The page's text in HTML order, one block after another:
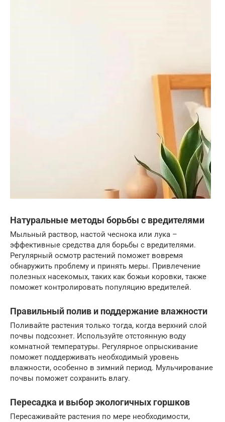
Натуральные методы борьбы с вредителями
Мыльный раствор, настой чеснока или лука –
эффективные средства для борьбы с вредителями.
Регулярный осмотр растений поможет вовремя
обнаружить проблему и принять меры. Привлечение
полезных насекомых, таких как божьи коровки, также
поможет контролировать популяцию вредителей.
Правильный полив и поддержание влажности
Поливайте растения только тогда, когда верхний слой
почвы подсохнет. Используйте отстоянную воду
комнатной температуры. Регулярное опрыскивание
поможет поддерживать необходимый уровень
влажности, особенно в зимний период. Мульчирование
почвы поможет сохранить влагу.
Пересадка и выбор экологичных горшков
Пересаживайте растения по мере необходимости,